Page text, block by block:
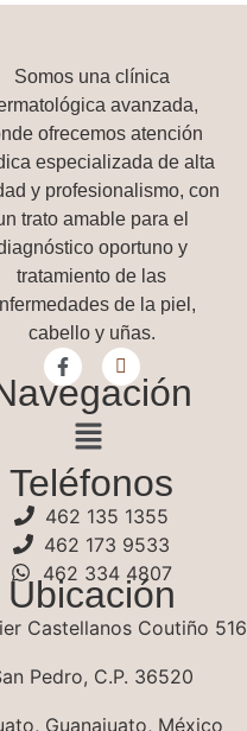
Somos una clínica
avanzada,
ofrecemos atención
especializada de alta
y profesionalismo, con
trato amable para el
oportuno y
tratamiento de las
de la piel,
cabello y uñas.
Teléfonos
462 135 1355
462 173 9533
462 334 4807
Ubicación
Castellanos Coutiño 516
Pedro, C.P. 36520
Guanajuato, México